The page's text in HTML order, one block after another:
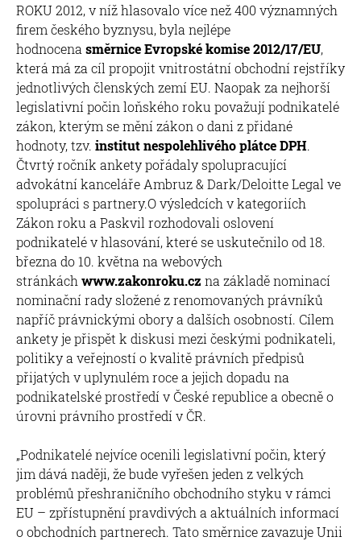
ROKU 2012, v níž hlasovalo více než 400 významných
firem českého byznysu, byla nejlépe
hodnocena směrnice Evropské komise 2012/17/EU,
která má za cíl propojit vnitrostátní obchodní rejstříky
jednotlivých členských zemí EU. Naopak za nejhorší
legislativní počin loňského roku považují podnikatelé
zákon, kterým se mění zákon o dani z přidané
hodnoty, tzv. institut nespolehlivého plátce DPH.
Čtvrtý ročník ankety pořádaly spolupracující
advokátní kanceláře Ambruz & Dark/Deloitte Legal ve
spolupráci s partnery.O výsledcích v kategoriích
Zákon roku a Paskvil rozhodovali oslovení
podnikatelé v hlasování, které se uskutečnilo od 18.
března do 10. května na webových
stránkách www.zakonroku.cz na základě nominací
nominační rady složené z renomovaných právníků
napříč právnickými obory a dalších osobností. Cílem
ankety je přispět k diskusi mezi českými podnikateli,
politiky a veřejností o kvalitě právních předpisů
přijatých v uplynulém roce a jejich dopadu na
podnikatelské prostředí v České republice a obecně o
úrovni právního prostředí v ČR.
„Podnikatelé nejvíce ocenili legislativní počin, který
jim dává naději, že bude vyřešen jeden z velkých
problémů přeshraničního obchodního styku v rámci
EU – zpřístupnění pravdivých a aktuálních informací
o obchodních partnerech. Tato směrnice zavazuje Unii